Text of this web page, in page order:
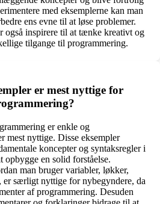
med eksemplerne kan man
ens evne til at løse problemer.
også inspirere til at tænke kreativt og
tilgange til programmering.
er mest nyttige for
er enkle og
mest nyttige. Disse eksempler
koncepter og syntaksregler i
opbygge en solid forståelse.
man bruger variabler, løkker,
er særligt nyttige for nybegyndere, da
af programmering. Desuden